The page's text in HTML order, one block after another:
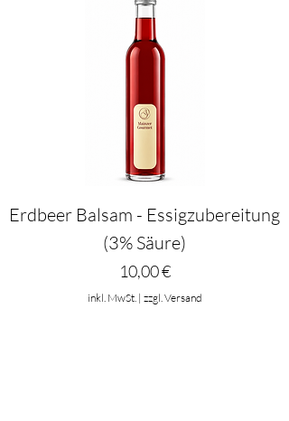
Erdbeer Balsam - Essigzubereitung
(3% Säure)
Preis
10,00 €
inkl. MwSt.| zzgl. Versand